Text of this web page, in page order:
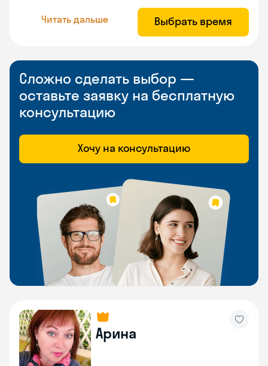
Читать дальше Выбрать время
Сложно сделать выбор —
оставьте заявку на бесплатную
консультацию
Хочу на консультацию
Арина